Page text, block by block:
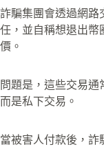
詐騙集團會透過網路
任，並自稱想退出幣
價。
問題是，這些交易通
而是私下交易。
當被害人付款後，詐